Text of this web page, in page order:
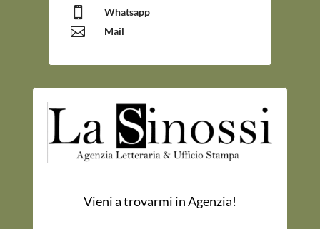
 Whatsapp
 Mail
Vieni a trovarmi in Agenzia!